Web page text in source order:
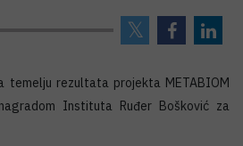
temelju rezultata projekta METABIOM
Instituta Ruđer Bošković za